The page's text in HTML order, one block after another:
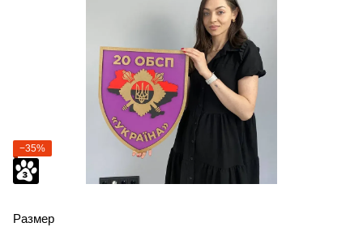
−35%
Размер